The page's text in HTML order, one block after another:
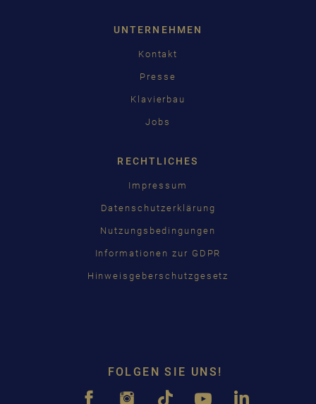
UNTERNEHMEN
Kontakt
Presse
Klavierbau
Jobs
RECHTLICHES
Impressum
Datenschutzerklärung
Nutzungsbedingungen
Informationen zur GDPR
Hinweisgeberschutzgesetz
FOLGEN SIE UNS!